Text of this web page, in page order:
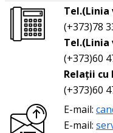
Tel.(Linia
(+373)78
Tel.(Linia
(+373)60
Relații cu
(+373)60
E-mail:
E-mail: